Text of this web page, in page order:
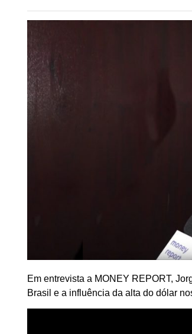
Em entrevista a MONEY REPORT,
Brasil e a influência da alta do dólar